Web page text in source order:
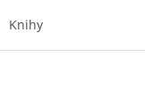
Knihy